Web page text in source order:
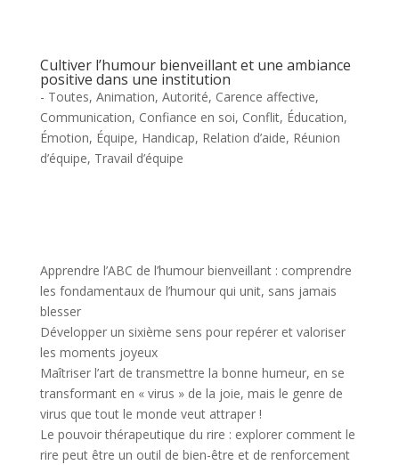
Cultiver l’humour bienveillant et une ambiance
positive dans une institution
- Toutes, Animation, Autorité, Carence affective,
Communication, Confiance en soi, Conflit, Éducation,
Émotion, Équipe, Handicap, Relation d’aide, Réunion
d’équipe, Travail d’équipe
Apprendre l’ABC de l’humour bienveillant : comprendre
les fondamentaux de l’humour qui unit, sans jamais
blesser
Développer un sixième sens pour repérer et valoriser
les moments joyeux
Maîtriser l’art de transmettre la bonne humeur, en se
transformant en « virus » de la joie, mais le genre de
virus que tout le monde veut attraper !
Le pouvoir thérapeutique du rire : explorer comment le
rire peut être un outil de bien-être et de renforcement